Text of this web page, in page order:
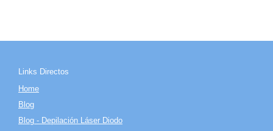
Links Directos
Home
Blog
Blog - Depilación Láser Diodo